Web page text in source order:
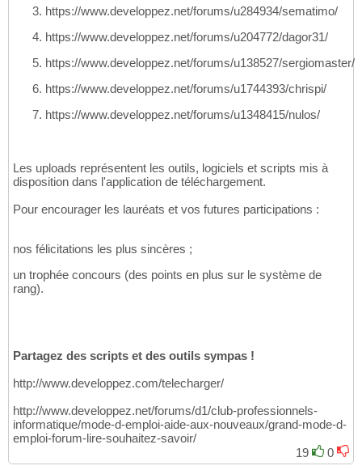
https://www.developpez.net/forums/u284934/sematimo/
https://www.developpez.net/forums/u204772/dagor31/
https://www.developpez.net/forums/u138527/sergiomaster/
https://www.developpez.net/forums/u1744393/chrispi/
https://www.developpez.net/forums/u1348415/nulos/
Les uploads représentent les outils, logiciels et scripts mis à
disposition dans l'application de téléchargement.
Pour encourager les lauréats et vos futures participations :
nos félicitations les plus sincères ;
un trophée concours (des points en plus sur le système de
rang).
Partagez des scripts et des outils sympas !
http://www.developpez.com/telecharger/
http://www.developpez.net/forums/d1/club-professionnels-
informatique/mode-d-emploi-aide-aux-nouveaux/grand-mode-d-
emploi-forum-lire-souhaitez-savoir/
19
0